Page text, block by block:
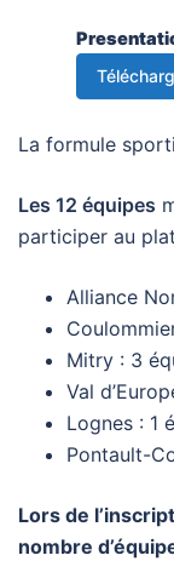
La formule
Les 12 équipes
participer au
Alliance
Mitry : 3
Val
Lognes : 1
Pontault-
Lors de
nombre